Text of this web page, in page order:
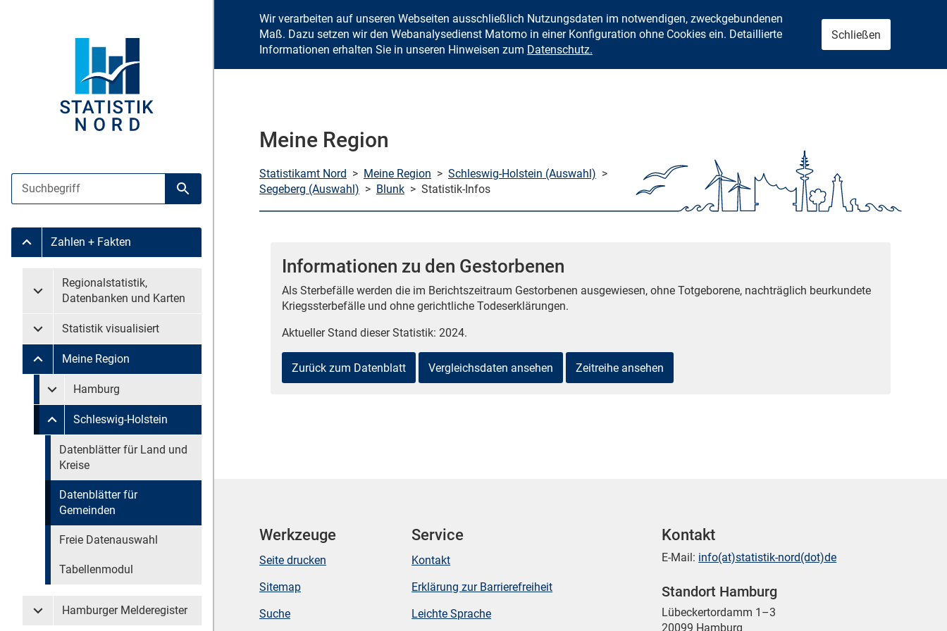
Zum Inhalt springen
Suche
Suche starten
Untermenü Zahlen + Fakten
Zahlen + Fakten
Untermenü überspringen
Untermenü Regionalstatistik, Datenbanken und Karten
Regionalstatistik,
Datenbanken und Karten
Untermenü Statistik visualisiert
Statistik visualisiert
Untermenü Meine Region
Meine Region
Untermenü überspringen
Untermenü Meine Region Hamburg
Hamburg
Untermenü Meine Region Schleswig-Holstein
Schleswig-Holstein
Untermenü überspringen
Datenblätter für Land und
Kreise
Datenblätter für
Gemeinden
Freie Datenauswahl
Tabellenmodul
Untermenü Hamburger Melderegister
Hamburger Melderegister
Wir verarbeiten auf unseren Webseiten ausschließlich Nutzungsdaten im notwendigen, zweckgebundenen
Maß. Dazu setzen wir den Webanalysedienst Matomo in einer Konfiguration ohne Cookies ein. Detaillierte
Informationen erhalten Sie in unseren Hinweisen zum Datenschutz.
Schließen
Meine Region
Statistikamt Nord > Meine Region > Schleswig-Holstein (Auswahl) >
Segeberg (Auswahl) > Blunk > Statistik-Infos
Informationen zu den Gestorbenen
Als Sterbefälle werden die im Berichtszeitraum Gestorbenen ausgewiesen, ohne Totgeborene, nachträglich beurkundete
Kriegssterbefälle und ohne gerichtliche Todeserklärungen.
Aktueller Stand dieser Statistik: 2024.
Zurück zum Datenblatt Vergleichsdaten ansehen Zeitreihe ansehen
Werkzeuge
Seite drucken
Sitemap
Suche
Service
Kontakt
Erklärung zur Barrierefreiheit
Leichte Sprache
Kontakt
E-Mail: info(at)statistik-nord(dot)de
Standort Hamburg
Lübeckertordamm 1–3
20099 Hamburg